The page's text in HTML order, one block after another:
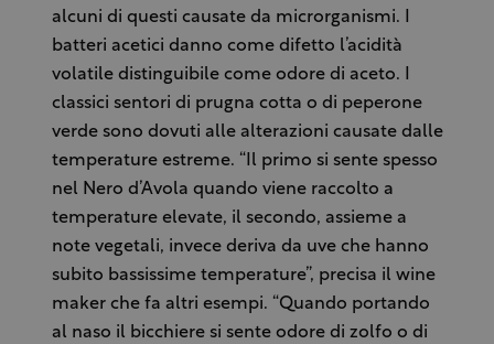
alcuni di questi causate da microrganismi. I
batteri acetici danno come difetto l’acidità
volatile distinguibile come odore di aceto. I
classici sentori di prugna cotta o di peperone
verde sono dovuti alle alterazioni causate dalle
temperature estreme. “Il primo si sente spesso
nel Nero d’Avola quando viene raccolto a
temperature elevate, il secondo, assieme a
note vegetali, invece deriva da uve che hanno
subito bassissime temperature”, precisa il wine
maker che fa altri esempi. “Quando portando
al naso il bicchiere si sente odore di zolfo o di